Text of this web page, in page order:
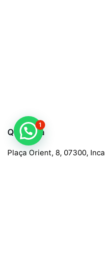
Quaroma
Plaça Orient, 8, 07300, Inca
1